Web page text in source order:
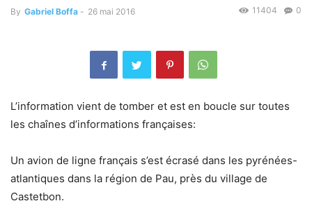
By Gabriel Boffa - 26 mai 2016 0
11404
L’information vient de tomber et est en boucle sur toutes
les chaînes d’informations françaises:
Un avion de ligne français s’est écrasé dans les pyrénées-
atlantiques dans la région de Pau, près du village de
Castetbon.